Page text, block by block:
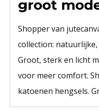
groot
Shopper van
collection:
Groot, sterk en licht
voor meer comfort.
katoenen hengsels.